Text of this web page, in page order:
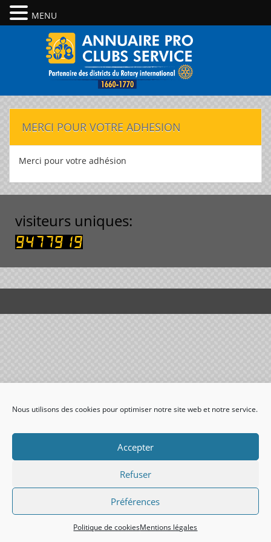
Nous utilisons des cookies pour optimiser notre site web et notre service.
Accepter
Refuser
Préférences
Politique de cookiesMentions légales
MERCI POUR VOTRE ADHESION
Merci pour votre adhésion
visiteurs uniques:
MENU